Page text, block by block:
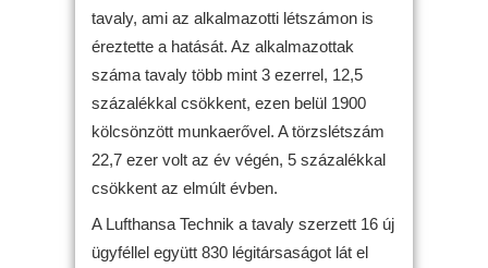
tavaly, ami az alkalmazotti létszámon is
éreztette a hatását. Az alkalmazottak
száma tavaly több mint 3 ezerrel, 12,5
százalékkal csökkent, ezen belül 1900
kölcsönzött munkaerővel. A törzslétszám
22,7 ezer volt az év végén, 5 százalékkal
csökkent az elmúlt évben.
A Lufthansa Technik a tavaly szerzett 16 új
ügyféllel együtt 830 légitársaságot lát el